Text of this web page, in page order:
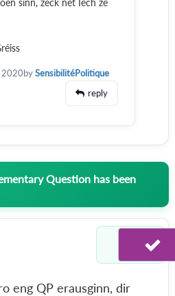
sinn, zeck net Iech ze
2020bySensibilitéPolitique
reply
Question has been
eng QP erausginn, dir